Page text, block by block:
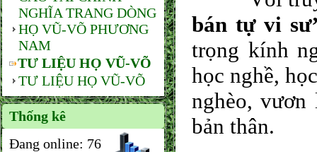
NGHĨA TRANG DÒNG
HỌ VŨ-VÕ PHƯƠNG
NAM
TƯ LIỆU HỌ VŨ-VÕ
TƯ LIỆU HỌ VŨ-VÕ
Thống kê
Đang online: 76
bán tự vi
trọng kính
học nghề,
nghèo,
bản thân.